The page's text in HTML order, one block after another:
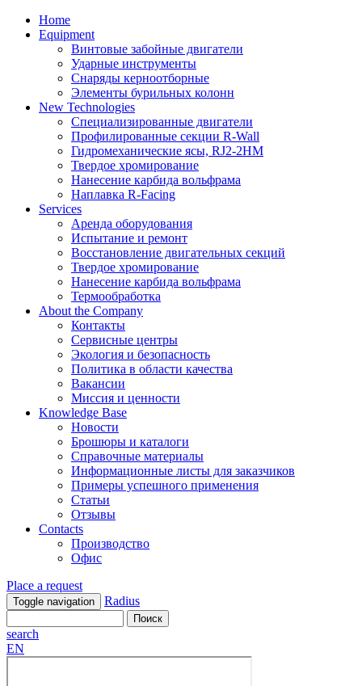
Home
Equipment
Винтовые забойные двигатели
Ударные инструменты
Снаряды керноотборные
Элементы бурильных колонн
New Technologies
Специализированные двигатели
Профилированные секции R-Wall
Гидромеханические ясы, RJ2-2HM
Твердое хромирование
Нанесение карбида вольфрама
Наплавка R-Facing
Services
Аренда оборудования
Испытание и ремонт
Восстановление двигательных секций
Твердое хромирование
Нанесение карбида вольфрама
Термообработка
About the Company
Контакты
Сервисные центры
Экология и безопасность
Политика в области качества
Вакансии
Миссия и ценности
Knowledge Base
Новости
Брошюры и каталоги
Справочные материалы
Информационные листы для заказчиков
Примеры успешного применения
Статьи
Отзывы
Contacts
Производство
Офис
Place a request
Toggle navigation Radius
search
EN